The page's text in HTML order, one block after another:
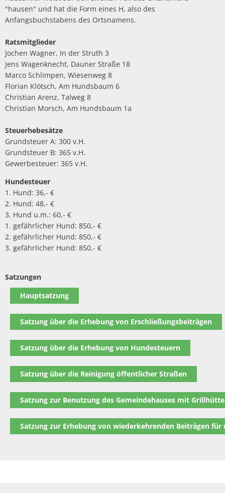
"hausen" und hat die Form eines H, also des
Anfangsbuchstabens des Ortsnamens.
Ratsmitglieder
Jochen Wagner, In der Struth 3
Jens Wagenknecht, Dauner Straße 18
Marco Schlimpen, Wiesenweg 8
Florian Klötsch, Am Hundsbaum 6
Christian Arenz, Talweg 8
Christian Morsch, Am Hundsbaum 1a
Steuerhebesätze
Grundsteuer A: 300 v.H.
Grundsteuer B: 365 v.H.
Gewerbesteuer: 365 v.H.
Hundesteuer
1. Hund: 36,- €
2. Hund: 48,- €
3. Hund u.m.: 60,- €
1. gefährlicher Hund: 850,- €
2. gefährlicher Hund: 850,- €
3. gefährlicher Hund: 850,- €
Satzungen
Hauptsatzung
Satzung über die Erhebung von Erschließungsbeiträgen
Satzung über die Erhebung von Hundesteuern
Satzung über die Reinigung öffentlicher Straßen
Satzung zur Benutzung des Gemeindehauses mit
Satzung zur Erhebung von wiederkehrenden Beiträgen